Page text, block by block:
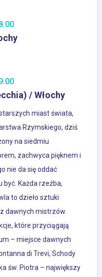
/ Włochy
miast świata,
Rzymskiego, dziś
na siedmiu
zachwyca pięknem i
nie da się oddać
być. Każda rzeźba,
to dzieło sztuki
dawnych mistrzów.
które przyciągają
– miejsce dawnych
di Trevi, Schody
św. Piotra – największy